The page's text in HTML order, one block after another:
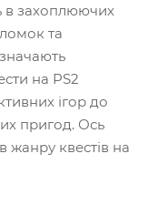
в захоплюючих
та
на PS2
ігор до
пригод. Ось
жанру квестів на